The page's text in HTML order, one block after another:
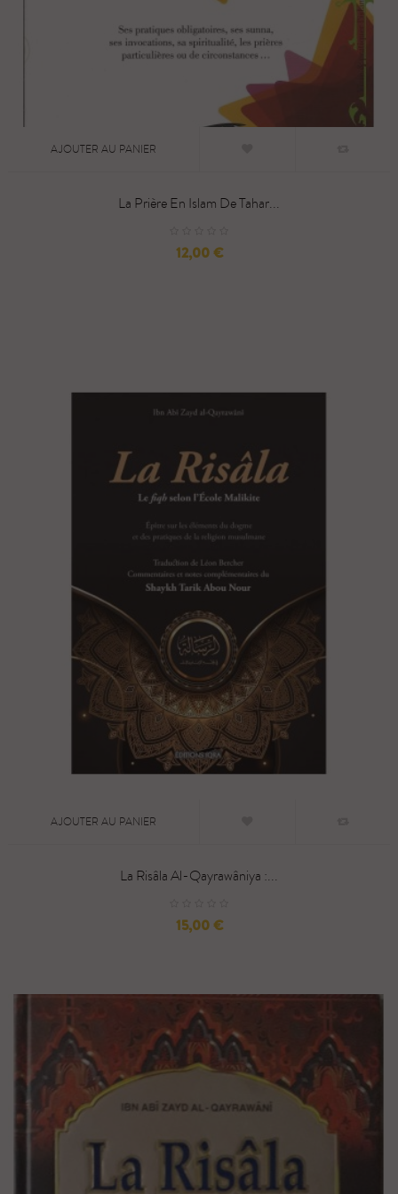
AJOUTER AU PANIER
La Prière En Islam De Tahar...
Prix
12,00 €
AJOUTER AU PANIER
La Risâla Al-Qayrawâniya :...
Prix
15,00 €